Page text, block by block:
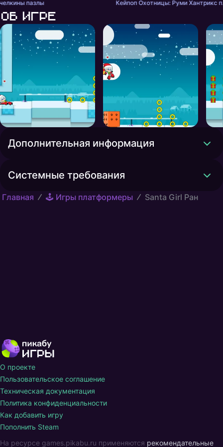
пазлы Кейпоп
Об игре
Дополнительная информация
Системные требования
Главная 🕹️ Игры платформеры Santa Girl Ран
О проекте
Пользовательское соглашение
Техническая документация
Политика конфиденциальности
Как добавить игру
Пополнить Steam
На ресурсе games.pikabu.ru применяются рекомендательные